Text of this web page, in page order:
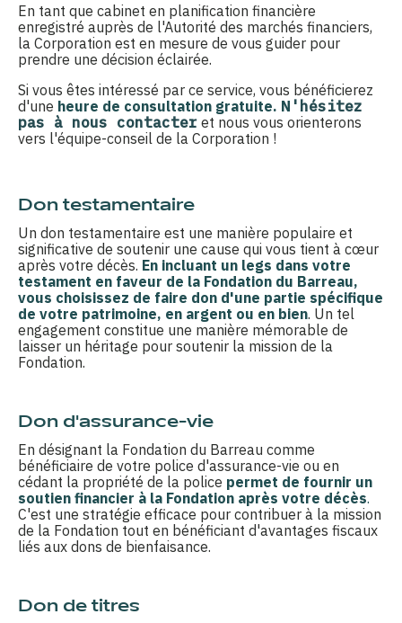
En tant que cabinet en planification financière
enregistré auprès de l'Autorité des marchés financiers,
la Corporation est en mesure de vous guider pour
prendre une décision éclairée.
Si vous êtes intéressé par ce service, vous bénéficierez
d'une heure de consultation gratuite. N 'hésitez
pas à nous contacter et nous vous orienterons
vers l'équipe-conseil de la Corporation !
Don testamentaire
Un don testamentaire est une manière populaire et
significative de soutenir une cause qui vous tient à cœur
après votre décès. En incluant un legs dans votre
testament en faveur de la Fondation du Barreau,
vous choisissez de faire don d'une partie spécifique
de votre patrimoine, en argent ou en bien. Un tel
engagement constitue une manière mémorable de
laisser un héritage pour soutenir la mission de la
Fondation.
Don d'assurance-vie
En désignant la Fondation du Barreau comme
bénéficiaire de votre police d'assurance-vie ou en
cédant la propriété de la police permet de fournir un
soutien financier à la Fondation après votre décès.
C'est une stratégie efficace pour contribuer à la mission
de la Fondation tout en bénéficiant d'avantages fiscaux
liés aux dons de bienfaisance.
Don de titres